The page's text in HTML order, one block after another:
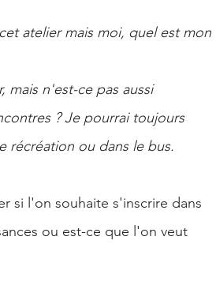
atelier mais moi, quel est mon
mais n'est-ce pas aussi
? Je pourrai toujours
récréation ou dans le bus.
si l'on souhaite s'inscrire dans
ou est-ce que l'on veut